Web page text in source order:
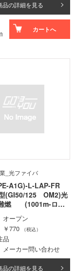
品の詳細を見る
カートへ
_光ファイバ
A1G)-L-LAP-FR
(GI50/125 OM2)光
燃 (1001m-ロッ
オープン
￥770 （税込）
品
メーカー問い合わせ
品の詳細を見る